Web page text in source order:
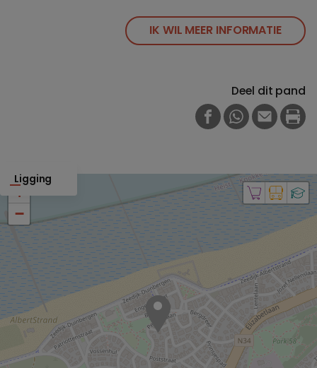
IK WIL MEER INFORMATIE
Deel dit pand
FACEBOOK
WHATSAPP
E-MAIL
Ligging
+
−